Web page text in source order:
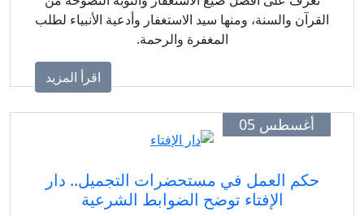
والسنة، ومنها سيد الاستغفار وأدعية الأنبياء لطلب
المغفرة والرحمة.
اقرأ المزيد
أغسطس 05
حكم العمل في مستحضرات التجميل.. دار
الإفتاء توضح الضوابط الشرعية